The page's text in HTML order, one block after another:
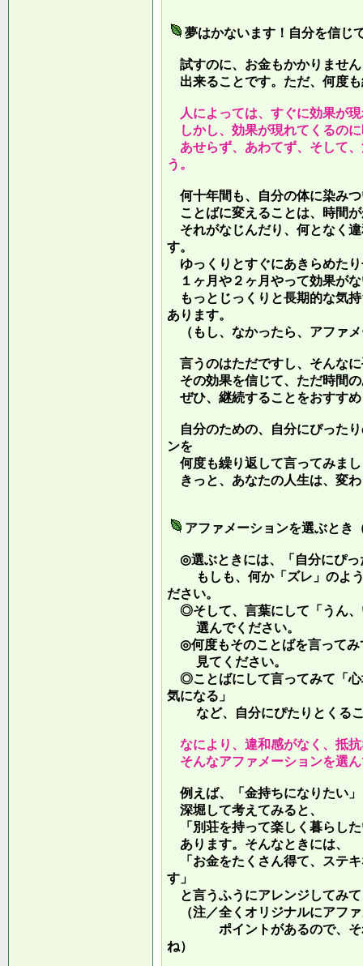
夢はかないます！自分を信じ
試すのに、お金もかかりませ
出来ることです。ただ、何度
人によっては、すぐに効果が
しかし、効果が現れてくるの
あせらず、あわてず、そして
う。
何十年間も、自分の体に染み
ことばに変えることは、時間
それがなじんだり、何となく
す。
ゆっくりとすぐにあきらめた
１ヶ月や２ヶ月やって効果が
もっとじっくりと長期的な気
あります。
（もし、なかったら、アファ
言うのはただですし、そんな
その効果を信じて、ただ時間
ぜひ、継続することをおすす
自分のための、自分にぴった
ンを
何度も繰り返して言ってみま
きっと、あなたの人生は、変
アファメーションを選ぶとき
◎選ぶときには、「自分にぴっ
もしも、何か「ズレ」のよう
ださい。
◎そして、言葉にして「うん、
選んでください。
◎何度もそのことばを言ってみ
見てください。
◎ことばにして言ってみて「心
気になる」
など、自分にぴたりとくるこ
なにより、違和感がなく、抵
そんなアファメーションを選
例えば、「金持ちになりたい
深堀して考えてみると、
「別荘を持って楽しく暮らし
あります。そんなときには、
「お金をたくさん得て、ステ
す」
と言うふうにアレンジしてみ
（注／全くオリジナルにアフ
ポイントがあるので、それ
ね）